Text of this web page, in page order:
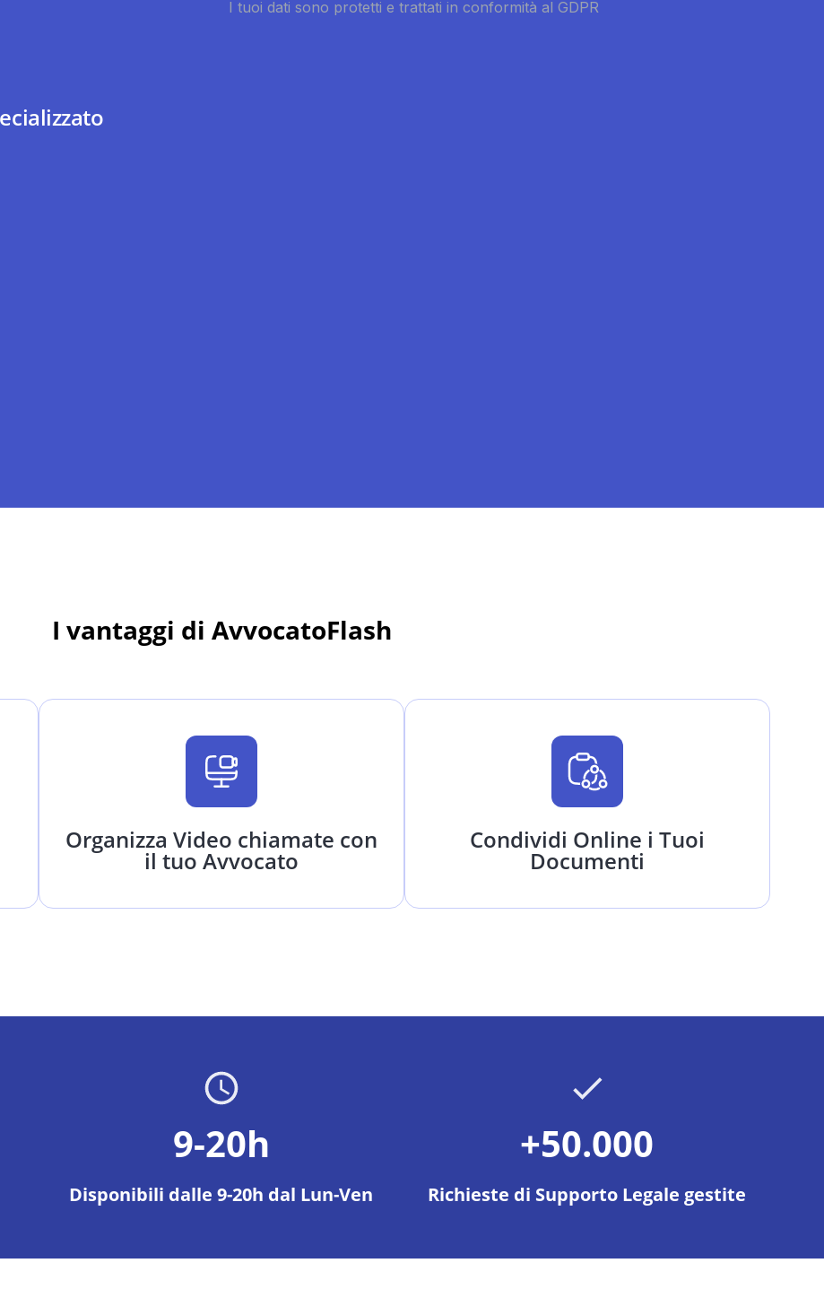
I vantaggi di AvvocatoFlash
Organizza Video chiamate con
il tuo Avvocato
Condividi Online i Tuoi
Documenti
9-20h
Disponibili dalle 9-20h dal Lun-Ven
+50.000
Richieste di Supporto Legale gestite